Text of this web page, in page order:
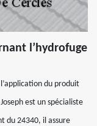
l’hydrofuge
du produit
est un spécialiste
du 24340, il assure